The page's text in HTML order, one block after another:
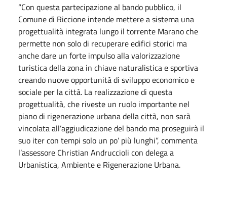
“Con questa partecipazione al bando pubblico, il
Comune di Riccione intende mettere a sistema una
progettualità integrata lungo il torrente Marano che
permette non solo di recuperare edifici storici ma
anche dare un forte impulso alla valorizzazione
turistica della zona in chiave naturalistica e sportiva
creando nuove opportunità di sviluppo economico e
sociale per la città. La realizzazione di questa
progettualità, che riveste un ruolo importante nel
piano di rigenerazione urbana della città, non sarà
vincolata all’aggiudicazione del bando ma proseguirà il
suo iter con tempi solo un po’ più lunghi”, commenta
l’assessore Christian Andruccioli con delega a
Urbanistica, Ambiente e Rigenerazione Urbana.